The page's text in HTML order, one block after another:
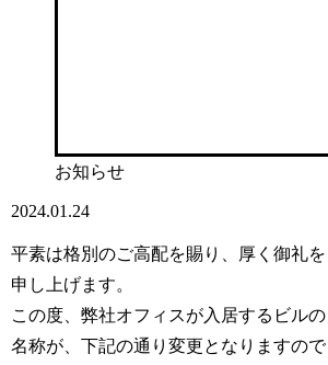
お知らせ
2024.01.24
平素は格別のご高配を賜り、厚く御礼を
申し上げます。
この度、弊社オフィスが入居するビルの
名称が、下記の通り変更となりますので